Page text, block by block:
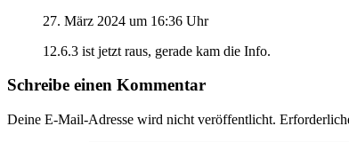
27. März 2024 um 16:36 Uhr
12.6.3 ist jetzt raus, gerade kam die Info.
Schreibe einen Kommentar
Deine E-Mail-Adresse wird nicht veröffentlicht.